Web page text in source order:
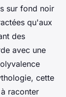
sur fond noir
qu'aux
des
avec une
cette
raconter